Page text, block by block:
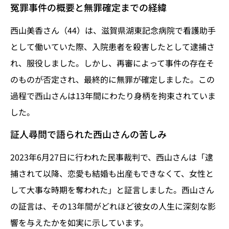
冤罪事件の概要と無罪確定までの経緯
西山美香さん（44）は、滋賀県湖東記念病院で看護助手
として働いていた際、入院患者を殺害したとして逮捕さ
れ、服役しました。しかし、再審によって事件の存在そ
のものが否定され、最終的に無罪が確定しました。この
過程で西山さんは13年間にわたり身柄を拘束されていま
した。
証人尋問で語られた西山さんの苦しみ
2023年6月27日に行われた民事裁判で、西山さんは「逮
捕されて以降、恋愛も結婚も出産もできなくて、女性と
して大事な時期を奪われた」と証言しました。西山さん
の証言は、その13年間がどれほど彼女の人生に深刻な影
響を与えたかを如実に示しています。